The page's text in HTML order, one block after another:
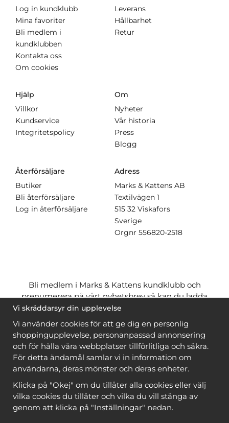
Log in kundklubb
Mina favoriter
Bli medlem i
kundklubben
Kontakta oss
Om cookies
Leverans
Hållbarhet
Retur
Hjälp
Villkor
Kundservice
Integritetspolicy
Om
Nyheter
Vår historia
Press
Blogg
Återförsäljare
Butiker
Bli återförsäljare
Log in återförsäljare
Adress
Marks & Kattens AB
Textilvägen 1
515 32 Viskafors
Sverige
Orgnr 556820-2518
Bli medlem i Marks & Kattens kundklubb och
prenumerera på vårt nyhetsbrev så kan du ladda
ner många mönstergratisoch få många
när du handlar garn till mönstret. Du ser vilka som
är
gratis när du är inloggad
Bli medlem
Vi skräddarsyr din upplevelse
Vi använder cookies för att ge dig en personlig
shoppingupplevelse, personanpassad annonsering
och för hålla våra webbplatser tillförlitliga och säkra.
För detta ändamål samlar vi in information om
användarna, deras mönster och deras enheter.
Klicka på "Okej" om du tillåter alla cookies eller välj
vilka cookies du tillåter och vilka du vill stänga av
genom att klicka på "Inställningar" nedan.